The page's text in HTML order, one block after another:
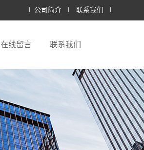
公司简介 联系我们
在线留言 联系我们